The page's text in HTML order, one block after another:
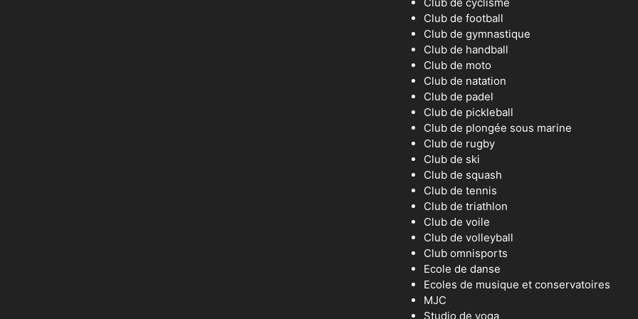
Club de football
Club de gymnastique
Club de handball
Club de moto
Club de natation
Club de padel
Club de pickleball
Club de plongée sous marine
Club de rugby
Club de ski
Club de squash
Club de tennis
Club de triathlon
Club de voile
Club de volleyball
Club omnisports
Ecole de danse
Ecoles de musique et conservatoires
MJC
Studio de yoga